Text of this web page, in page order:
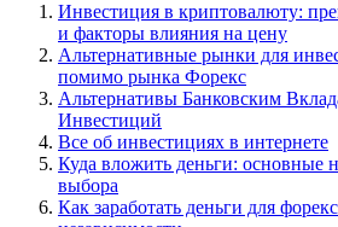
Инвестиция в криптовалюту:
и факторы влияния на цену
Альтернативные рынки для
помимо рынка Форекс
Альтернативы Банковским
Инвестиций
Все об инвестициях в интернете
Куда вложить деньги: основные
выбора
Как заработать деньги для